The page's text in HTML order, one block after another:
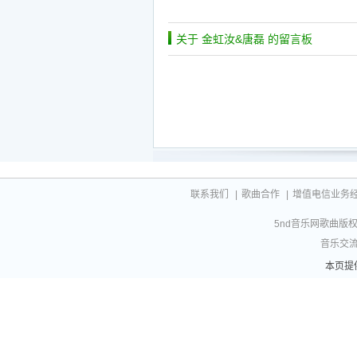
关于 金虹汝&唐磊 的留言板
联系我们 歌曲合作 增值电信业务
5nd音乐网歌曲版
音乐交
本页提